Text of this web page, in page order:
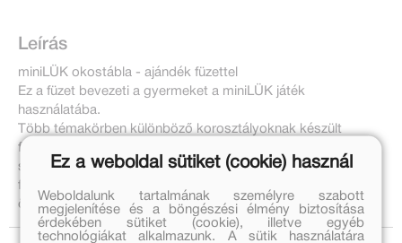
Leírás
miniLÜK okostábla - ajándék füzettel
Ez a füzet bevezeti a gyermeket a miniLÜK játék
használatába.
Több témakörben különböző korosztályoknak készült
feladatokat válogattunk össze, melyeket a LÜK okostábla
segítségével lehet megoldani és ellenőrizni. A további
füzeteket témakörönként és korosztályonkén lehet
összeválogatni. A csomag tartalmazza az okostáblát is.
Ez a weboldal sütiket (cookie) használ
Weboldalunk tartalmának személyre szabott
megjelenítése és a böngészési élmény biztosítása
érdekében sütiket (cookie), illetve egyéb
technológiákat alkalmazunk. A sütik használatára